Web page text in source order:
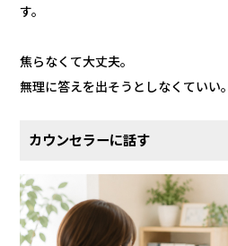
す。
焦らなくて大丈夫。
無理に答えを出そうとしなくていい。
カウンセラーに話す